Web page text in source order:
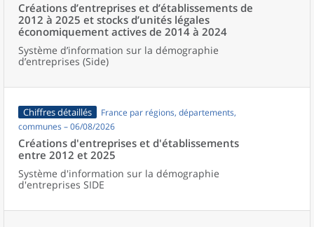
Créations d’entreprises et d’établissements de
2012 à 2025 et stocks d’unités légales
économiquement actives de 2014 à 2024
Système d’information sur la démographie
d’entreprises (Side)
Chiffres détaillés
France par régions, départements,
communes – 06/08/2026
Créations d'entreprises et d'établissements
entre 2012 et 2025
Système d'information sur la démographie
d'entreprises SIDE